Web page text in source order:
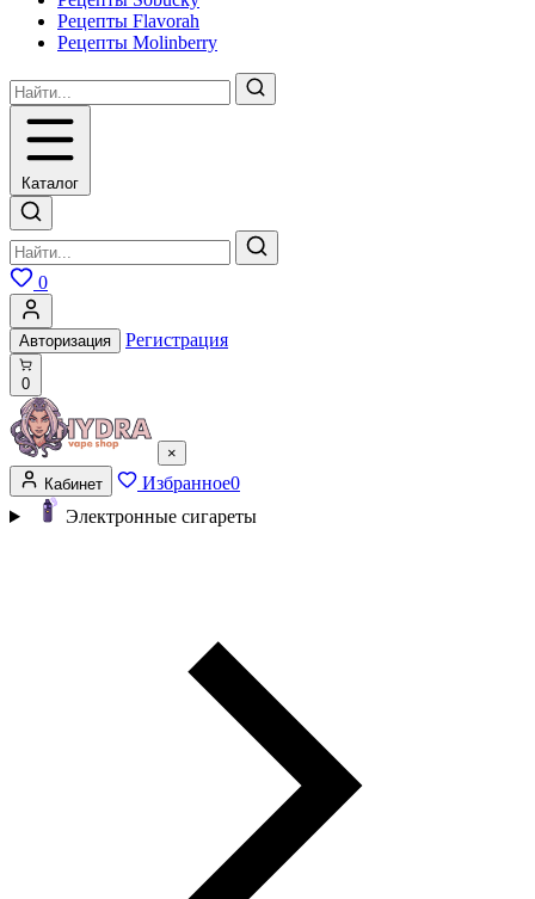
Рецепты Flavorah
Рецепты Molinberry
Каталог
0
Авторизация Регистрация
0
×
Кабинет
Избранное0
Электронные сигареты